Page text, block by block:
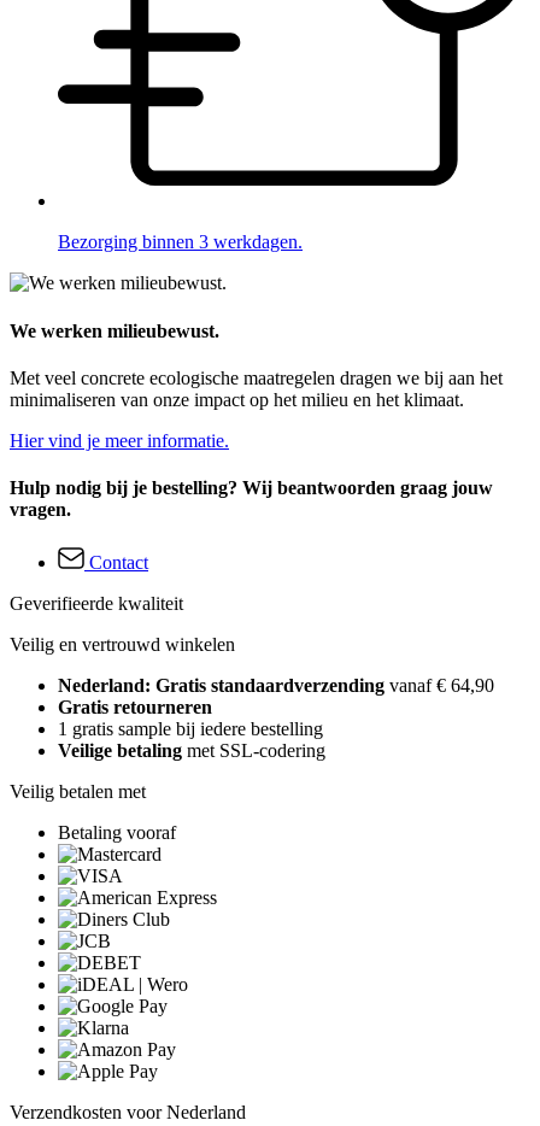
Bezorging binnen 3 werkdagen.
We werken milieubewust.
Met veel concrete ecologische maatregelen dragen we bij aan het
minimaliseren van onze impact op het milieu en het klimaat.
Hier vind je meer informatie.
Hulp nodig bij je bestelling? Wij beantwoorden graag jouw
vragen.
Contact
Geverifieerde kwaliteit
Veilig en vertrouwd winkelen
Nederland: Gratis standaardverzending vanaf € 64,90
Gratis retourneren
1 gratis sample bij iedere bestelling
Veilige betaling met SSL-codering
Veilig betalen met
Betaling vooraf
Verzendkosten voor Nederland